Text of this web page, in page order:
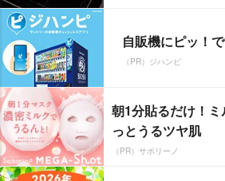
自販機にピッ！
（PR）ジハンピ
朝1分貼るだけ！
っとうるツヤ肌
（PR）サボリーノ